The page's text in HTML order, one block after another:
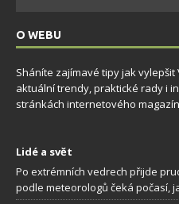
O WEBU
Sháníte zajímavé tipy jak
aktuální trendy, praktické rady i
stránkách internetového
Lidé a svět
Po extrémních vedrech přijde
podle meteorologů čeká počasí,